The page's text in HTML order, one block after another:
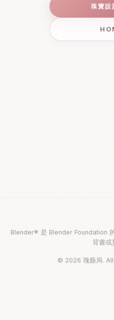
珠寶設
Blender® 是 Blender Foundation
背書或
© 2026 瑰藝局.